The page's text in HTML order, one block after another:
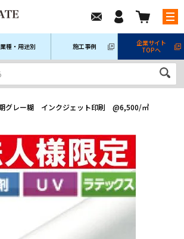
ログイン/マイページ
注文履歴
業種・用途別 施工事例
企業サイト
TOPへ
グレー糊 インクジェット印刷 @6,500/㎡